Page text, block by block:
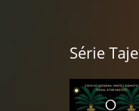
Série